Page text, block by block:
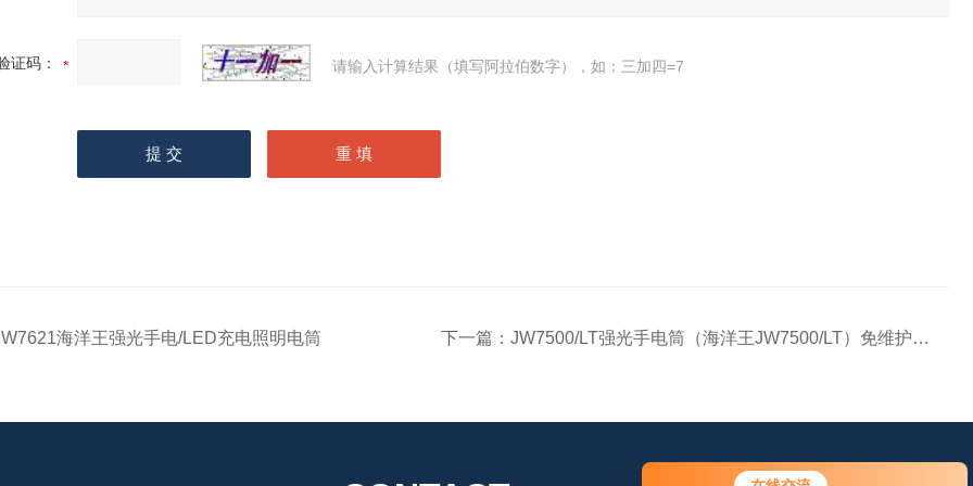
证码： 请输入计算结果（填写阿拉伯数字），如：三加四=7
海洋王强光手电/LED充电照明电筒 下一篇：JW7500/LT强光手电筒（海洋王JW7500/LT）免维护LED